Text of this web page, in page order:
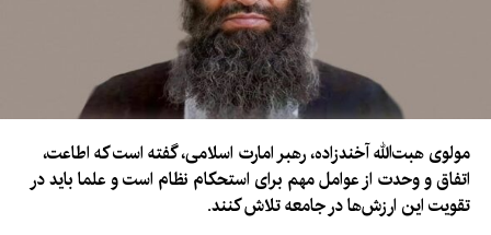
مولوی هبت‌الله آخندزاده، رهبر امارت اسلامی، گفته است که اطاعت،
اتفاق و وحدت از عوامل مهم برای استحکام نظام است و علما باید در
تقویت این ارزش‌ها در جامعه تلاش کنند.